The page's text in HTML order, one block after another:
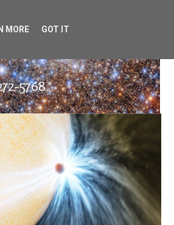
5768
MORE GOT IT